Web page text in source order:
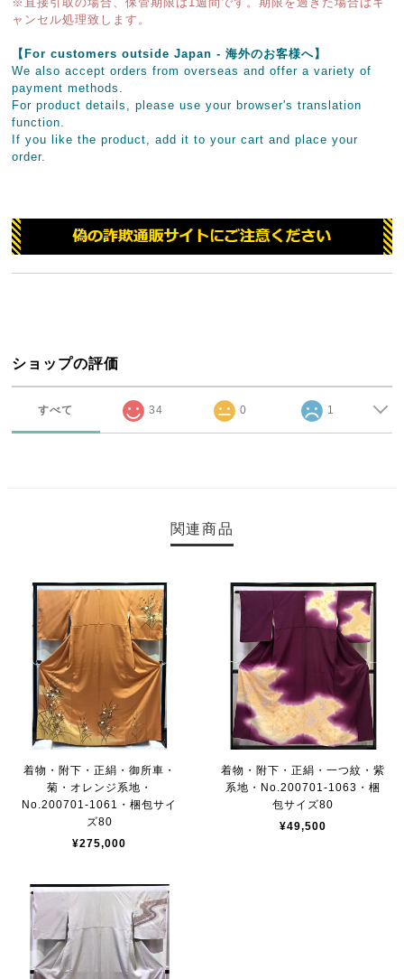
ャンセル処理致します。
【For customers outside Japan - 海外のお客様へ】
We also accept orders from overseas and offer a variety of
payment methods.
For product details, please use your browser's translation
function.
If you like the product, add it to your cart and place your
order.
ショップの評価
すべて 34 0 1
関連商品
着物・附下・正絹・御所車・
菊・オレンジ系地・
No.200701-1061・梱包サイ
ズ80
¥275,000
着物・附下・正絹・一つ紋・紫
系地・No.200701-1063・梱
包サイズ80
¥49,500